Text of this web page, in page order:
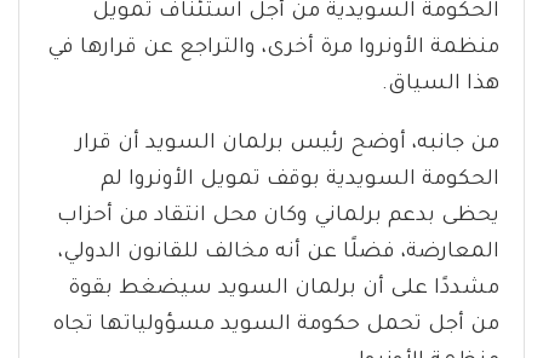
الحكومة السويدية من أجل استئناف تمويل
منظمة الأونروا مرة أخرى، والتراجع عن قرارها في
هذا السياق.
من جانبه، أوضح رئيس برلمان السويد أن قرار
الحكومة السويدية بوقف تمويل الأونروا لم
يحظى بدعم برلماني وكان محل انتقاد من أحزاب
المعارضة، فضلًا عن أنه مخالف للقانون الدولي،
مشددًا على أن برلمان السويد سيضغط بقوة
من أجل تحمل حكومة السويد مسؤولياتها تجاه